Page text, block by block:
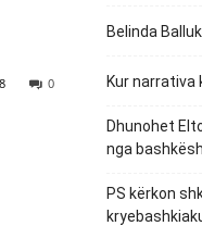
0
Belinda
Kur narrativa
Dhunohet
nga
PS kërkon